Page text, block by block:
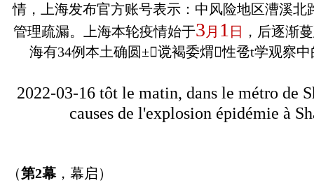
情，上海发布官方账号表示：中风险地区漕溪北
管理疏漏。上海本轮疫情始于3 月 1 日 ，后逐渐
海有34例本土确圆±谠褐委煟性卺t学观察
2022-03-16 tôt le matin, dans le métro de
causes de l'explosion épidémie à
（第2幕，幕启）